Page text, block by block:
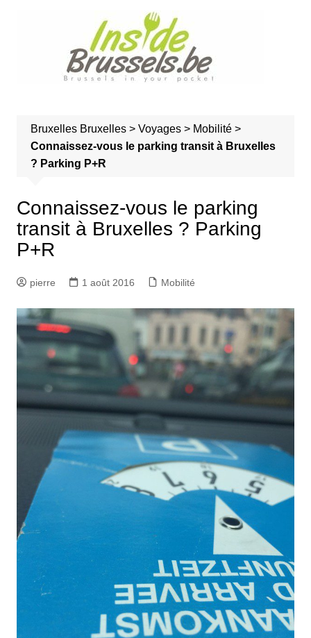
Bruxelles Bruxelles> Voyages> Mobilité>
Connaissez-vous le parking transit à Bruxelles
? Parking P+R
Connaissez-vous le parking
transit à Bruxelles ? Parking
P+R
pierre 1 août 2016 Mobilité